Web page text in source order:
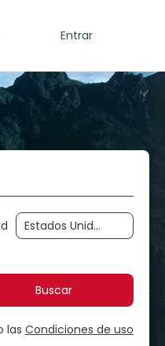
Entrar
Buscar
las Condiciones de uso